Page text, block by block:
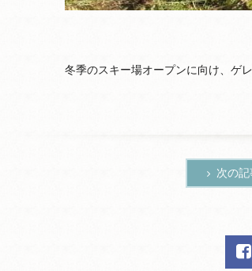
冬季のスキー場オープンに向け、ゲ
次の